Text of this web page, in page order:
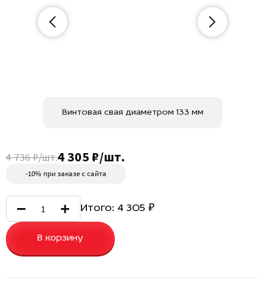
4 736 ₽/шт.4 305 ₽/шт.
-10% при заказе с сайта
Итого: 4 305 ₽
В корзину
Винтовая свая диаметром 133 мм